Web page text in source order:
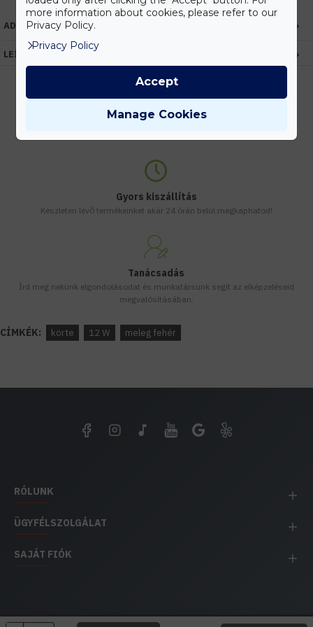
ADATOK
LEÍRÁS
Kedvezmények
Gyors kiszállítás
Készleten lévő termékeinket akár 24 órán belül megkaphatod!
Tanácsadás
Írd meg nekünk elgondolásodat és munkatársunk segít az elképzeléseid
megvalósításában.
CÍMKÉK: körte 12 W meleg fehér
RÓLUNK
ÜGYFÉLSZOLGÁLAT
SAJÁT FIÓK
EH IMPEX / Copyright © 1991-2025 Energia Háza
more information about cookies, please refer to our
Privacy Policy.
Privacy Policy
Manage Cookies
Accept